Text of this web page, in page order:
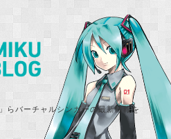
らバーチャルシンガーの最新情報を